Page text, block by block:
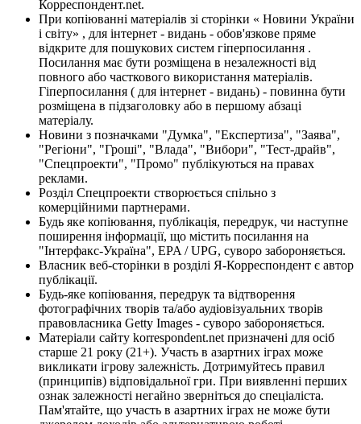
Корреспондент.net.
При копіюванні матеріалів зі сторінки « Новини України
і світу» , для інтернет - видань - обов'язкове пряме
відкрите для пошукових систем гіперпосилання .
Посилання має бути розміщена в незалежності від
повного або часткового використання матеріалів.
Гіперпосилання ( для інтернет - видань) - повинна бути
розміщена в підзаголовку або в першому абзаці
матеріалу.
Новини з позначками "Думка", "Експертиза", "Заява",
"Регіони", "Гроші", "Влада", "Вибори", "Тест-драйв",
"Спецпроекти", "Промо" публікуються на правах
реклами.
Розділ Спецпроекти створюється спільно з
комерційними партнерами.
Будь яке копіювання, публікація, передрук, чи наступне
поширення інформації, що містить посилання на
"Інтерфакс-Україна", EPA / UPG, суворо забороняється.
Власник веб-сторінки в розділі Я-Корреспондент є автор
публікації.
Будь-яке копіювання, передрук та відтворення
фотографічних творів та/або аудіовізуальних творів
правовласника Getty Images - суворо забороняється.
Матеріали сайту korrespondent.net призначені для осіб
старше 21 року (21+). Участь в азартних іграх може
викликати ігрову залежність. Дотримуйтесь правил
(принципів) відповідальної гри. При виявленні перших
ознак залежності негайно зверніться до спеціаліста.
Пам'ятайте, що участь в азартних іграх не може бути